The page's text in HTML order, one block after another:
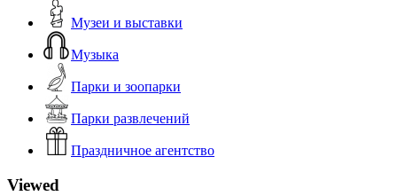
Музеи и выставки
Музыка
Парки и зоопарки
Парки развлечений
Праздничное агентство
Viewed